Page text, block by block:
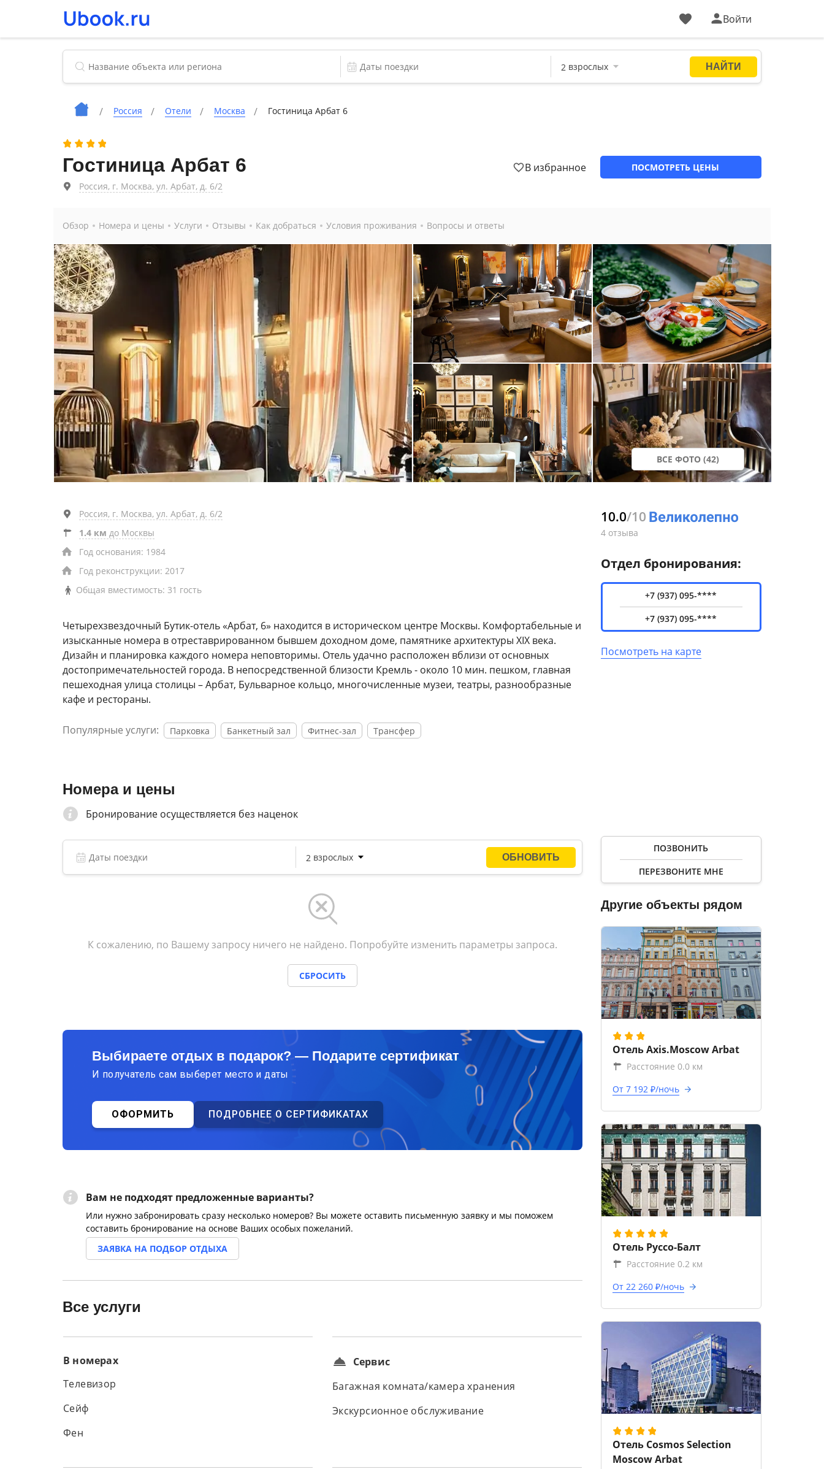
Войти
Россия Отели Москва Гостиница Арбат 6
Гостиница Арбат 6
Россия, г. Москва, ул. Арбат, д. 6/2
В избранное ПОСМОТРЕТЬ ЦЕНЫ
Обзор Номера и цены Услуги Отзывы Как добраться Условия проживания Вопросы и ответы
ВСЕ ФОТО (42)
Россия, г. Москва, ул. Арбат, д. 6/2
1.4 км до Москвы
Год основания: 1984
Год реконструкции: 2017
Общая вместимость: 31 гость
Четырехзвездочный Бутик-отель «Арбат, 6» находится в историческом центре Москвы. Комфортабельные и
изысканные номера в отреставрированном бывшем доходном доме, памятнике архитектуры XIX века.
Дизайн и планировка каждого номера неповторимы. Отель удачно расположен вблизи от основных
достопримечательностей города. В непосредственной близости Кремль - около 10 мин. пешком, главная
пешеходная улица столицы – Арбат, Бульварное кольцо, многочисленные музеи, театры, разнообразные
кафе и рестораны.
Популярные услуги: Парковка Банкетный зал Фитнес-зал Трансфер
Номера и цены
Бронирование осуществляется без наценок
К сожалению, по Вашему запросу ничего не найдено. Попробуйте изменить параметры запроса.
СБРОСИТЬ
Выбираете отдых в подарок? — Подарите сертификат
И получатель сам выберет место и даты
ОФОРМИТЬ ПОДРОБНЕЕ О СЕРТИФИКАТАХ
Вам не подходят предложенные варианты?
Или нужно забронировать сразу несколько номеров? Вы можете оставить письменную заявку и мы поможем
составить бронирование на основе Ваших особых пожеланий.
ЗАЯВКА НА ПОДБОР ОТДЫХА
Все услуги
В номерах
Телевизор
Сейф
Фен
Сервис
Багажная комната/камера хранения
Экскурсионное обслуживание
10.0/10
4 отзыва
Отдел бронирования:
+7 (937) 095-****
+7 (937) 095-****
Посмотреть на карте
ПОЗВОНИТЬ
ПЕРЕЗВОНИТЕ МНЕ
Другие объекты рядом
Отель Axis.Moscow Arbat
Расстояние 0.0 км
От 7 192 ₽/ночь
Отель Руссо-Балт
Расстояние 0.2 км
От 22 260 ₽/ночь
Отель Cosmos Selection
Moscow Arbat